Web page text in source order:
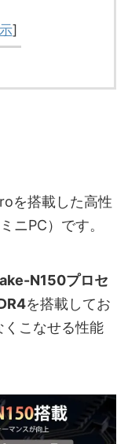
]
を搭載した高性
ニPC）です。
N150プロセ
を搭載してお
くこなせる性能